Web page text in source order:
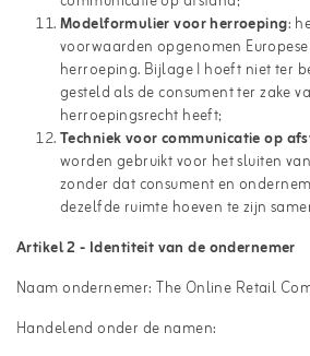
Modelformulier voor herroeping:
voorwaarden opgenomen
herroeping. Bijlage I hoeft niet ter
gesteld als de consument ter zake
herroepingsrecht heeft;
Techniek voor communicatie op
worden gebruikt voor het sluiten
zonder dat consument en
dezelfde ruimte hoeven te zijn
Artikel 2 - Identiteit van de ondernemer
Naam ondernemer: The Online Retail
Handelend onder de namen: